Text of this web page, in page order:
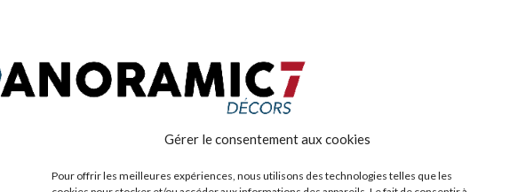
Gérer le consentement aux cookies
Pour offrir les meilleures expériences, nous utilisons des technologies telles que les